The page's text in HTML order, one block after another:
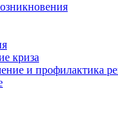
криза
и профилактика